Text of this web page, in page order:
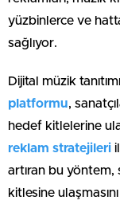
yüzbinlerce ve
sağlıyor.
Dijital müzik
platformu,
hedef kitlelerine
reklam stratejileri
artıran bu yöntem,
kitlesine